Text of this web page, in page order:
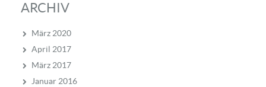
ARCHIV
März 2020
April 2017
März 2017
Januar 2016